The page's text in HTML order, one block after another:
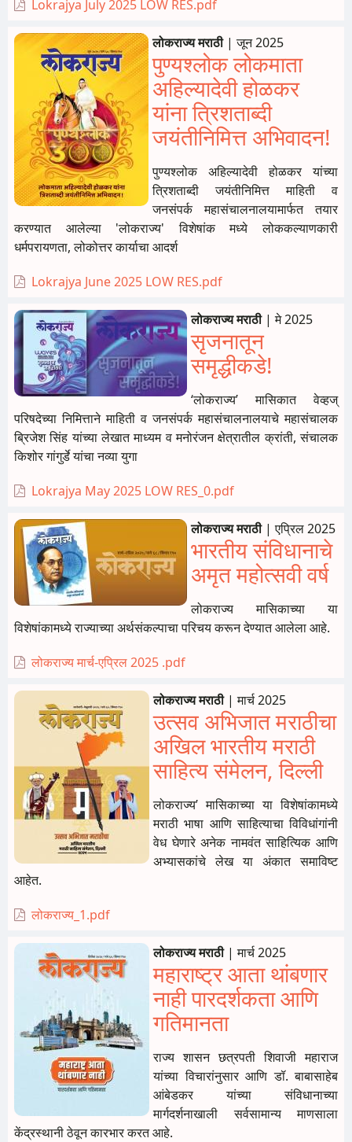
Lokrajya July 2025 LOW RES.pdf
लोकराज्य मराठी|जून 2025
पुण्यश्लोक लोकमाता
अहिल्यादेवी होळकर
यांना त्रिशताब्दी
जयंतीनिमित्त अभिवादन!
पुण्यश्लोक अहिल्यादेवी होळकर यांच्या
त्रिशताब्दी जयंतीनिमित्त माहिती व
जनसंपर्क महासंचालनालयामार्फत तयार
करण्यात आलेल्या 'लोकराज्य' विशेषांक मध्ये लोककल्याणकारी
धर्मपरायणता, लोकोत्तर कार्याचा आदर्श
Lokrajya June 2025 LOW RES.pdf
लोकराज्य मराठी|मे 2025
सृजनातून
समृद्धीकडे!
‘लोकराज्य’ मासिकात वेव्हज्
परिषदेच्या निमित्ताने माहिती व जनसंपर्क महासंचालनालयाचे महासंचालक
ब्रिजेश सिंह यांच्या लेखात माध्यम व मनोरंजन क्षेत्रातील क्रांती, संचालक
किशोर गांगुर्डे यांचा नव्या युगा
Lokrajya May 2025 LOW RES_0.pdf
लोकराज्य मराठी|एप्रिल 2025
भारतीय संविधानाचे
अमृत महोत्सवी वर्ष
लोकराज्य मासिकाच्या या
विशेषांकामध्ये राज्याच्या अर्थसंकल्पाचा परिचय करून देण्यात आलेला आहे.
लोकराज्य मार्च-एप्रिल 2025 .pdf
लोकराज्य मराठी|मार्च 2025
उत्सव अभिजात मराठीचा
अखिल भारतीय मराठी
साहित्य संमेलन, दिल्ली
लोकराज्य’ मासिकाच्या या विशेषांकामध्ये
मराठी भाषा आणि साहित्याचा विविधांगांनी
वेध घेणारे अनेक नामवंत साहित्यिक आणि
अभ्यासकांचे लेख या अंकात समाविष्ट
आहेत.
लोकराज्य_1.pdf
लोकराज्य मराठी|मार्च 2025
महाराष्ट्र आता थांबणार
नाही पारदर्शकता आणि
गतिमानता
राज्य शासन छत्रपती शिवाजी महाराज
यांच्या विचारांनुसार आणि डॉ. बाबासाहेब
आंबेडकर यांच्या संविधानाच्या
मार्गदर्शनाखाली सर्वसामान्य माणसाला
केंद्रस्थानी ठेवून कारभार करत आहे.